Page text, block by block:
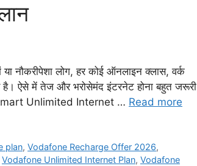
लोग, हर कोई ऑनलाइन क्लास, वर्क
है। ऐसे में तेज और भरोसेमंद इंटरनेट होना बहुत जरूरी
Unlimited Internet … Read more
plan,Vodafone Recharge Offer 2026,
Vodafone Unlimited Internet Plan, Vodafone